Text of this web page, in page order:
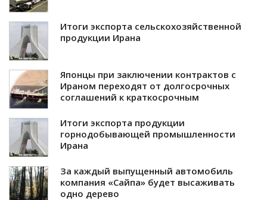
Итоги экспорта сельскохозяйственной
продукции Ирана
Японцы при заключении контрактов с
Ираном переходят от долгосрочных
соглашений к краткосрочным
Итоги экспорта продукции
горнодобывающей промышленности
Ирана
За каждый выпущенный автомобиль
компания «Сайпа» будет высаживать
одно дерево